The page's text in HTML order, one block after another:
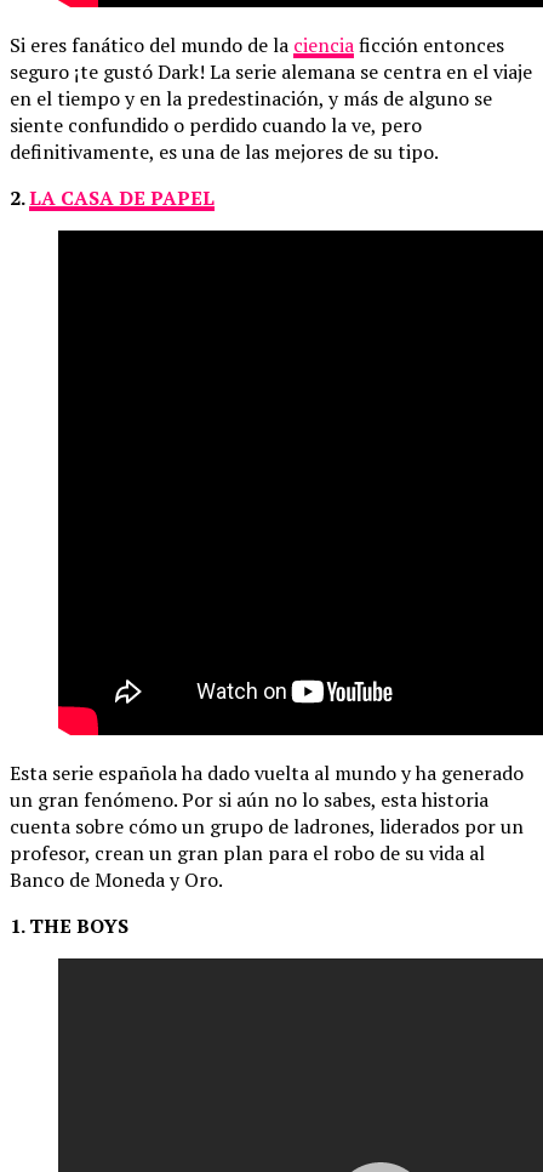
Si eres fanático del mundo de la cienciaficción entonces
seguro ¡te gustó Dark! La serie alemana se centra en el viaje
en el tiempo y en la predestinación, y más de alguno se
siente confundido o perdido cuando la ve, pero
definitivamente, es una de las mejores de su tipo.
2.LA CASA DE PAPEL
Esta serie española ha dado vuelta al mundo y ha generado
un gran fenómeno. Por si aún no lo sabes, esta historia
cuenta sobre cómo un grupo de ladrones, liderados por un
profesor, crean un gran plan para el robo de su vida al
Banco de Moneda y Oro.
1. THE BOYS